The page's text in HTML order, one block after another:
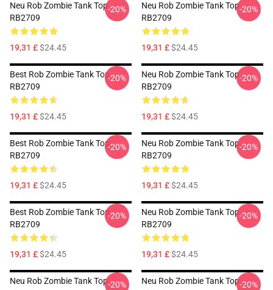
Neu Rob Zombie Tank Top
RB2709
19,31 £$24.45
-20%
Neu Rob Zombie Tank Top
RB2709
19,31 £$24.45
-20%
Best Rob Zombie Tank Top
RB2709
19,31 £$24.45
-20%
Neu Rob Zombie Tank Top
RB2709
19,31 £$24.45
-20%
Best Rob Zombie Tank Top
RB2709
19,31 £$24.45
-20%
Neu Rob Zombie Tank Top
RB2709
19,31 £$24.45
-20%
Best Rob Zombie Tank Top
RB2709
19,31 £$24.45
-20%
Neu Rob Zombie Tank Top
RB2709
19,31 £$24.45
-20%
Neu Rob Zombie Tank Top-20%
Neu Rob Zombie Tank Top-20%